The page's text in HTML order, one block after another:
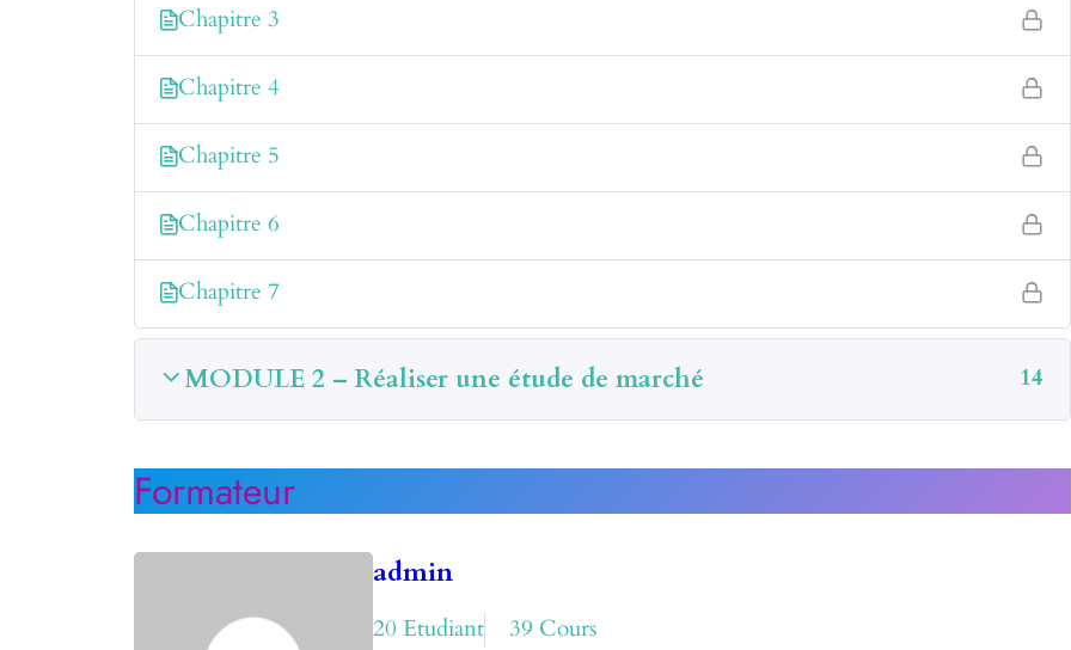
Chapitre 3
Chapitre 4
Chapitre 5
Chapitre 6
Chapitre 7
MODULE 2 – Réaliser une étude de marché 14
Formateur
admin
20 Etudiant 39 Cours